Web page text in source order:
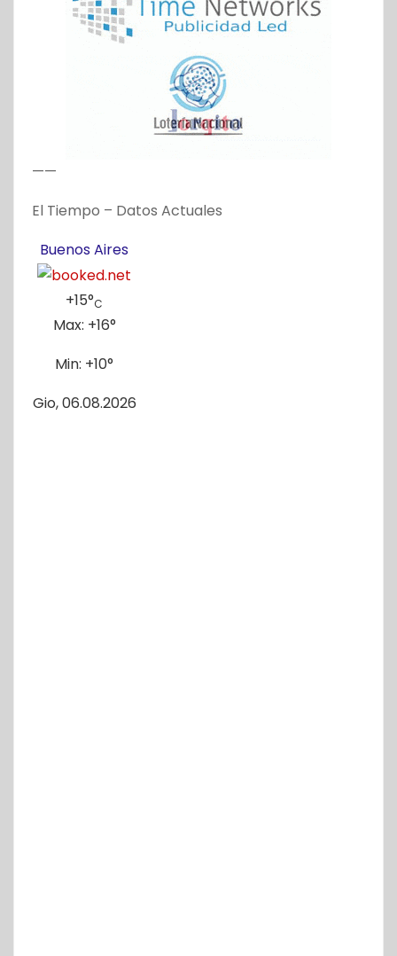
——
El Tiempo – Datos Actuales
Buenos Aires
+15°C
Max: +16°
Min: +10°
Gio, 06.08.2026